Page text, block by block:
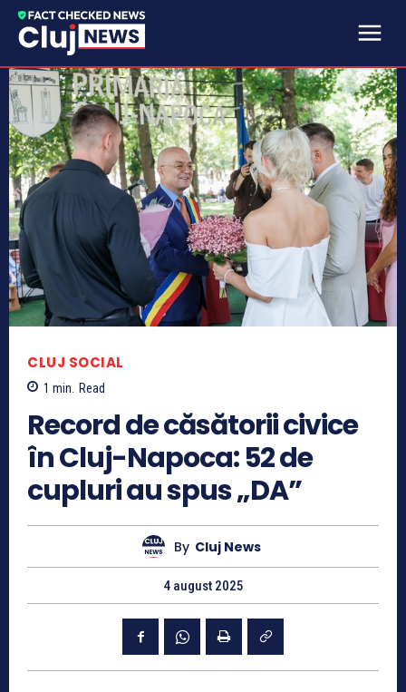
CLUJ SOCIAL
1 min. Read
Record de căsătorii civice
în Cluj-Napoca: 52 de
cupluri au spus „DA”
By Cluj News
4 august 2025